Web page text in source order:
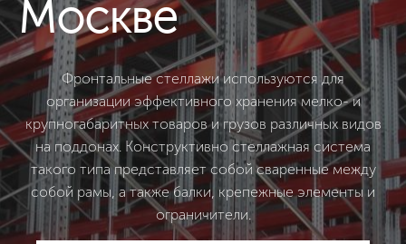
Москве
Фронтальные стеллажи используются для
организации эффективного хранения мелко- и
крупногабаритных товаров и грузов различных видов
на поддонах. Конструктивно стеллажная система
такого типа представляет собой сваренные между
собой рамы, а также балки, крепежные элементы и
ограничители.